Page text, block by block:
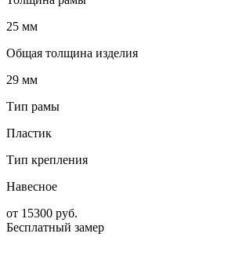
25 мм
Общая толщина изделия
29 мм
Тип рамы
Пластик
Тип крепления
Навесное
от 15300 руб.
Бесплатный замер